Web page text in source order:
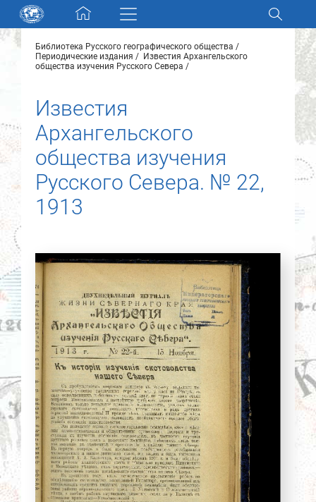
Skip navigation
Разделы и коллекции
Новости
О нас
Контакты
Партнеры
Найти
Библиотека Русского географического общества
Периодические издания
Известия Архангельского
общества изучения Русского Севера
Известия
Архангельского
общества изучения
Русского Севера. № 22,
1913